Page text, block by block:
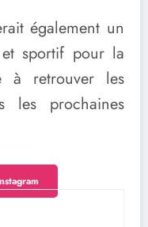
également un
sportif pour la
à retrouver les
les prochaines